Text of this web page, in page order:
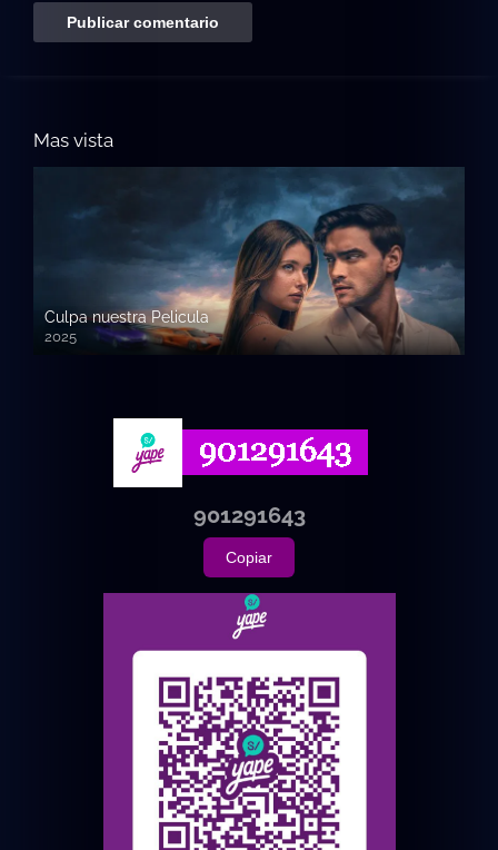
Mas vista
Culpa nuestra Pelicula
2025
720p HD
901291643
Copiar